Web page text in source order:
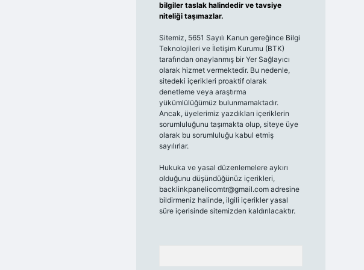
bilgiler taslak halindedir ve tavsiye
niteliği taşımazlar.
Sitemiz, 5651 Sayılı Kanun gereğince Bilgi
Teknolojileri ve İletişim Kurumu (BTK)
tarafından onaylanmış bir Yer Sağlayıcı
olarak hizmet vermektedir. Bu nedenle,
sitedeki içerikleri proaktif olarak
denetleme veya araştırma
yükümlülüğümüz bulunmamaktadır.
Ancak, üyelerimiz yazdıkları içeriklerin
sorumluluğunu taşımakta olup, siteye üye
olarak bu sorumluluğu kabul etmiş
sayılırlar.
Hukuka ve yasal düzenlemelere aykırı
olduğunu düşündüğünüz içerikleri,
backlinkpanelicomtr@gmail.comadresine
bildirmeniz halinde, ilgili içerikler yasal
süre içerisinde sitemizden kaldırılacaktır.